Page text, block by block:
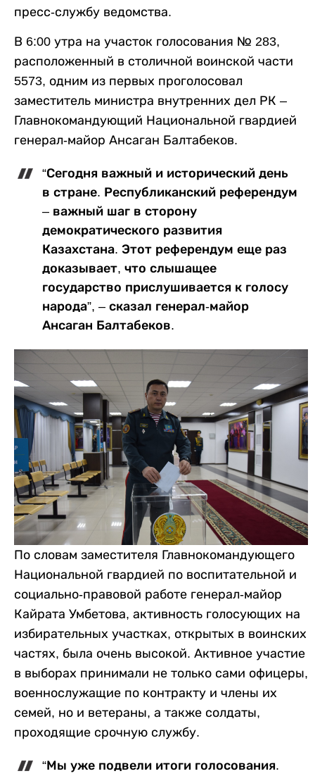
пресс-службу ведомства.
В 6:00 утра на участок голосования № 283,
расположенный в столичной воинской части
5573, одним из первых проголосовал
заместитель министра внутренних дел РК –
Главнокомандующий Национальной гвардией
генерал-майор Ансаган Балтабеков.
“Сегодня важный и исторический день
в стране. Республиканский референдум
– важный шаг в сторону
демократического развития
Казахстана. Этот референдум еще раз
доказывает, что слышащее
государство прислушивается к голосу
народа”, – сказал генерал-майор
Ансаган Балтабеков.
По словам заместителя Главнокомандующего
Национальной гвардией по воспитательной и
социально-правовой работе генерал-майор
Кайрата Умбетова, активность голосующих на
избирательных участках, открытых в воинских
частях, была очень высокой. Активное участие
в выборах принимали не только сами офицеры,
военнослужащие по контракту и члены их
семей, но и ветераны, а также солдаты,
проходящие срочную службу.
“Мы уже подвели итоги голосования.